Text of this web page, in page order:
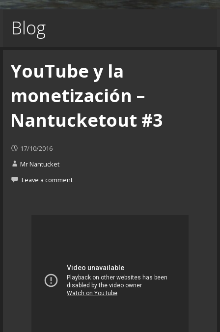
Blog
YouTube y la
monetización –
Nantucketout #3
17/10/2016
Mr Nantucket
Leave a comment